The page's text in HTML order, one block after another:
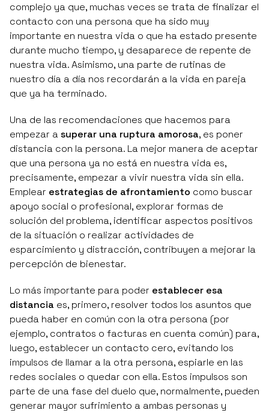
complejo ya que, muchas veces se trata de finalizar el
contacto con una persona que ha sido muy
importante en nuestra vida o que ha estado presente
durante mucho tiempo, y desaparece de repente de
nuestra vida. Asimismo, una parte de rutinas de
nuestro día a día nos recordarán a la vida en pareja
que ya ha terminado.
Una de las recomendaciones que hacemos para
empezar asuperar una ruptura amorosa, es poner
distancia con la persona. La mejor manera de aceptar
que una persona ya no está en nuestra vida es,
precisamente, empezar a vivir nuestra vida sin ella.
Emplear estrategias de afrontamiento como buscar
apoyo social o profesional, explorar formas de
solución del problema, identificar aspectos positivos
de la situación o realizar actividades de
esparcimiento y distracción, contribuyen a mejorar la
percepción de bienestar.
Lo más importante para poder establecer esa
distancia es, primero, resolver todos los asuntos que
pueda haber en común con la otra persona (por
ejemplo, contratos o facturas en cuenta común) para,
luego, establecer un contacto cero, evitando los
impulsos de llamar a la otra persona, espiarle en las
redes sociales o quedar con ella. Estos impulsos son
parte de una fase del duelo que, normalmente, pueden
generar mayor sufrimiento a ambas personas y